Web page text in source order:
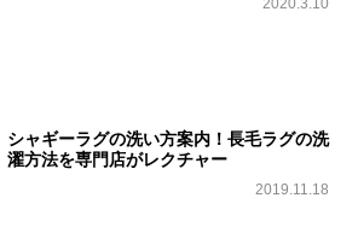
シャギーラグの洗い方案内！長毛ラグの洗
濯方法を専門店がレクチャー
2019.11.18